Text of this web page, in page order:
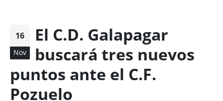
16
Nov
El C.D. Galapagar
buscará tres nuevos
puntos ante el C.F.
Pozuelo